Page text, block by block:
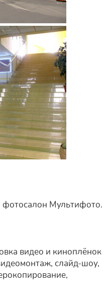
фотосалон Мультифото.
видео и киноплёнок
слайд-шоу,